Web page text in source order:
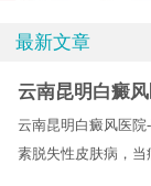
最新文章
云南昆明白癜
云南昆明白癜风医
素脱失性皮肤病，当